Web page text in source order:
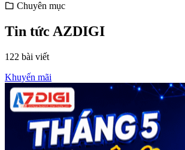
Chuyên mục
Tin tức AZDIGI
122 bài viết
Khuyến mãi